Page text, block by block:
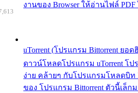
งานของ Browser ให้อ่านไฟล์ PDF
uTorrent (โปรแกรม Bittorrent ยอ
ดาวน์โหลดโปรแกรม uTorrent โป
ง่าย คล้ายๆ กับโปรแกรมโหลดบิท
ของ โปรแกรม Bittorrent ตัวนี้เล็ก